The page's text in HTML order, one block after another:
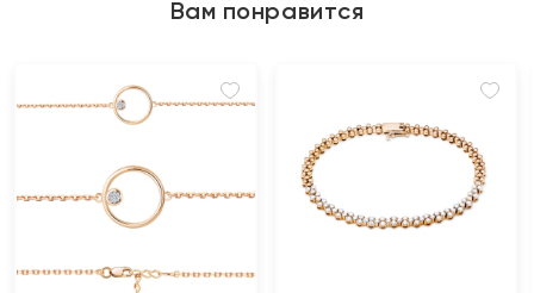
Вам понравится